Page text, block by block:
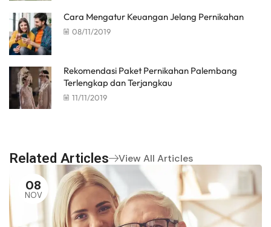
Cara Mengatur Keuangan Jelang Pernikahan
08/11/2019
Rekomendasi Paket Pernikahan Palembang
Terlengkap dan Terjangkau
11/11/2019
Related Articles View All Articles
08
NOV